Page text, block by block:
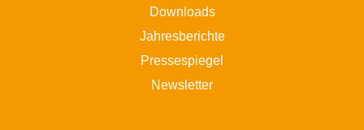
Downloads
Jahresberichte
Pressespiegel
Newsletter